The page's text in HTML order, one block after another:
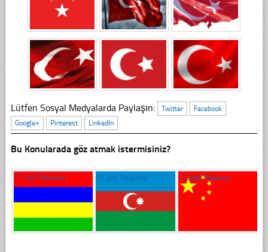
Lütfen Sosyal Medyalarda Paylaşın: Twitter
Facebook
Google+
Pinterest LinkedIn
Bu Konularada göz atmak istermisiniz?
☐ 193 Tıklanma ☐ 202 Tıklanma ☐209 Tıklanma